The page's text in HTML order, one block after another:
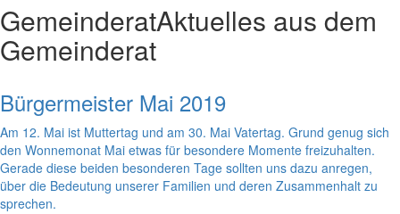
GemeinderatAktuelles aus dem
Gemeinderat
Bürgermeister Mai 2019
Am 12. Mai ist Muttertag und am 30. Mai Vatertag. Grund genug sich
den Wonnemonat Mai etwas für besondere Momente freizuhalten.
Gerade diese beiden besonderen Tage sollten uns dazu anregen,
über die Bedeutung unserer Familien und deren Zusammenhalt zu
sprechen.